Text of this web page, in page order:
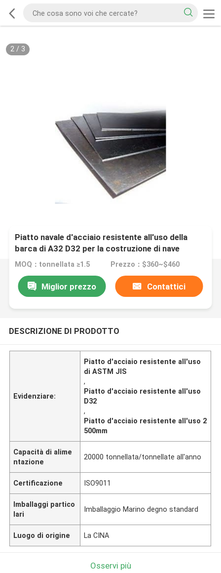
2/ 3
Piatto navale d'acciaio resistente all'uso della
barca di A32 D32 per la costruzione di nave
2500mm
MOQ：tonnellata ≥1.5 Prezzo：$360~$460
Miglior prezzo Contattici
DESCRIZIONE DI PRODOTTO
Evidenziare:
Piatto d'acciaio resistente all'uso
di ASTM JIS
,
Piatto d'acciaio resistente all'uso
D32
,
Piatto d'acciaio resistente all'uso 2
500mm
Capacità di alime
ntazione
20000 tonnellata/tonnellate all'anno
Certificazione ISO9011
Imballaggi partico
lari
Imballaggio Marino degno standard
Luogo di origine La CINA
Osservi più